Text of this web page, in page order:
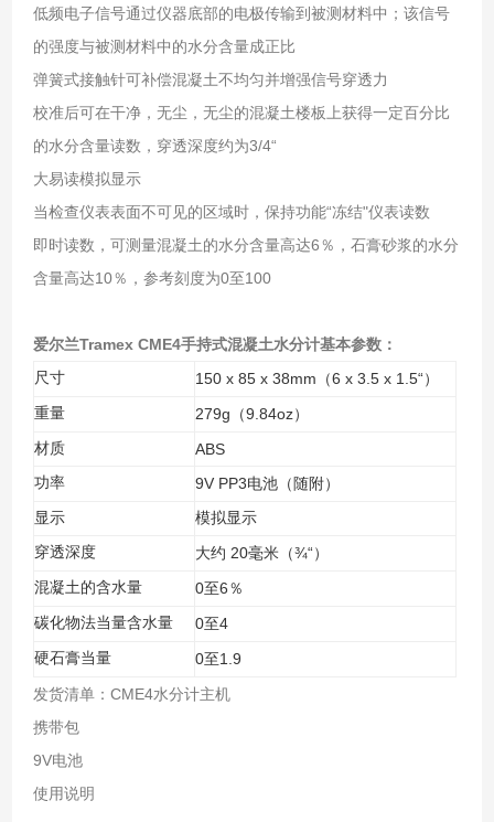
低频电子信号通过仪器底部的电极传输到被测材料中；该信号
的强度与被测材料中的水分含量成正比
弹簧式接触针可补偿混凝土不均匀并增强信号穿透力
校准后可在干净，无尘，无尘的混凝土楼板上获得一定百分比
的水分含量读数，穿透深度约为3/4“
大易读模拟显示
当检查仪表表面不可见的区域时，保持功能“冻结"仪表读数
即时读数，可测量混凝土的水分含量高达6％，石膏砂浆的水分
含量高达10％，参考刻度为0至100
爱尔兰Tramex CME4手持式混凝土水分计基本参数：
尺寸 150 x 85 x 38mm （6 x 3.5 x 1.5“ ）
重量 279g （9.84oz）
材质 ABS
功率 9V PP3电池（随附）
显示 模拟显示
穿透深度 大约 20毫米（¾“ ）
混凝土的含水量 0至6 ％
碳化物法当量含水量 0至4
硬石膏当量 0至1.9
发货清单：CME4水分计主机
携带包
9V电池
使用说明